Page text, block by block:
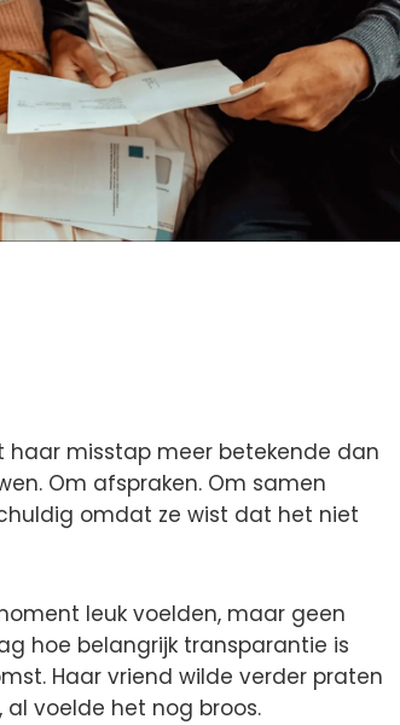
haar misstap meer betekende dan
Om afspraken. Om samen
omdat ze wist dat het niet
leuk voelden, maar geen
hoe belangrijk transparantie is
Haar vriend wilde verder praten
voelde het nog broos.